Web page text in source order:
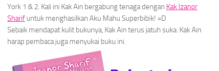
York 1 & 2. Kali ini Kak Ain bergabung tenaga dengan Kak Izanor
Sharif untuk menghasilkan Aku Mahu Superbibik! =D
Sebaik mendapat kulit bukunya, Kak Ain terus jatuh suka. Kak Ain
harap pembaca juga menyukai buku ini.